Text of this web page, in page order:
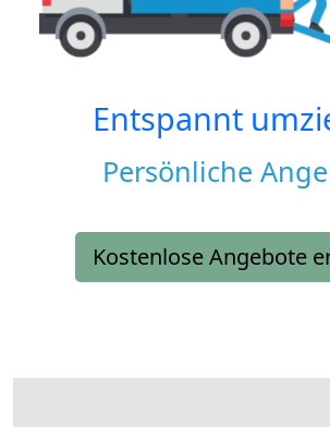
Entspannt
Persönliche
Kostenlose Angebote